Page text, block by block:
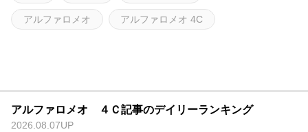
アルファロメオ アルファロメオ 4C
アルファロメオ ４Ｃ記事のデイリーランキング
2026.08.07UP